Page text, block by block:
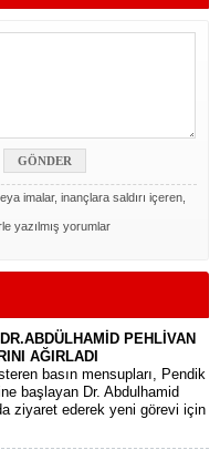
imalar, inançlara saldırı içeren,
yazılmış yorumlar
PEHLİVAN
AĞIRLADI
basın mensupları, Pendik
başlayan Dr. Abdulhamid
ziyaret ederek yeni görevi için